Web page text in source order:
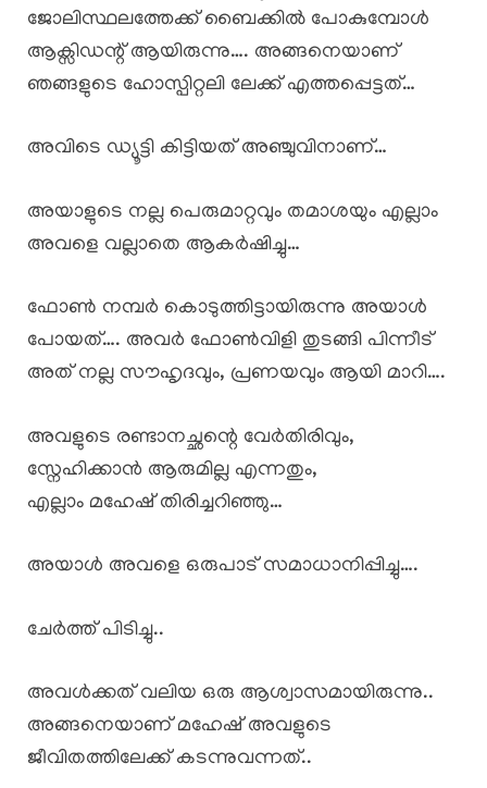
ജോലിസ്ഥലത്തേക്ക് ബൈക്കിൽ പോകുമ്പോൾ
ആക്സിഡന്റ് ആയിരുന്നു…. അങ്ങനെയാണ്
ഞങ്ങളുടെ ഹോസ്പിറ്റലി ലേക്ക് എത്തപ്പെട്ടത്…
അവിടെ ഡ്യൂട്ടി കിട്ടിയത് അഞ്ചുവിനാണ്…
അയാളുടെ നല്ല പെരുമാറ്റവും തമാശയും എല്ലാം
അവളെ വല്ലാതെ ആകർഷിച്ചു…
ഫോൺ നമ്പർ കൊടുത്തിട്ടായിരുന്നു അയാൾ
പോയത്…. അവർ ഫോൺവിളി തുടങ്ങി പിന്നീട്
അത് നല്ല സൗഹൃദവും, പ്രണയവും ആയി മാറി….
അവളുടെ രണ്ടാനച്ഛന്റെ വേർതിരിവും,
സ്നേഹിക്കാൻ ആരുമില്ല എന്നതും,
എല്ലാം മഹേഷ് തിരിച്ചറിഞ്ഞു…
അയാൾ അവളെ ഒരുപാട് സമാധാനിപ്പിച്ചു….
ചേർത്ത് പിടിച്ചു..
അവൾക്കത് വലിയ ഒരു ആശ്വാസമായിരുന്നു..
അങ്ങനെയാണ് മഹേഷ് അവളുടെ
ജീവിതത്തിലേക്ക് കടന്നുവന്നത്..